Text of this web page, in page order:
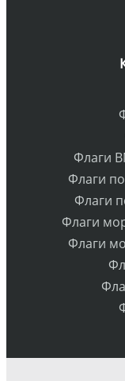
Флаги
Флаги
Флаги
Флаги
Флаги